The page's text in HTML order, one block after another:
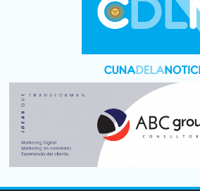
Vacaciones de invierno con más
turístico: 4,6 millones de personas
Fuerte caída de la venta de autos